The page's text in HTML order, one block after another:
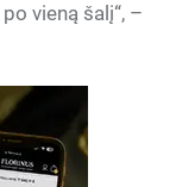
vieną šalį“, –